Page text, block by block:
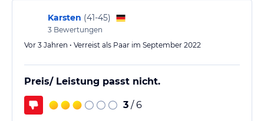
Karsten (41-45)
3 Bewertungen
Vor 3 Jahren • Verreist als Paar im September 2022
Preis/ Leistung passt nicht.
3 / 6